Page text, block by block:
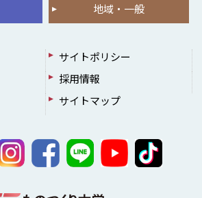
地域・一般
サイトポリシー
採用情報
サイトマップ